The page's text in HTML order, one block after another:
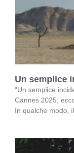
Un semplice
“Un semplice
Cannes 2025,
In qualche modo,